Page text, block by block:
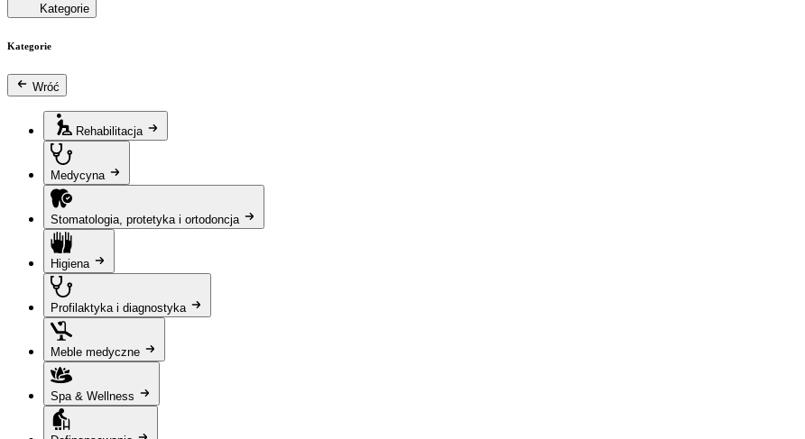
Kategorie
Kategorie
Wróć
Rehabilitacja
Medycyna
Stomatologia, protetyka i ortodoncja
Higiena
Profilaktyka i diagnostyka
Meble medyczne
Spa & Wellness